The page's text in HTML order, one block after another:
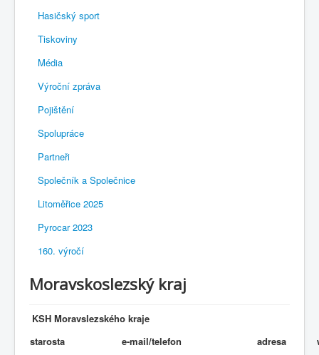
Hasičský sport
Tiskoviny
Média
Výroční zpráva
Pojištění
Spolupráce
Partneři
Společník a Společnice
Litoměřice 2025
Pyrocar 2023
160. výročí
Moravskoslezský kraj
KSH Moravslezského kraje
starosta
e-mail/telefon adresa